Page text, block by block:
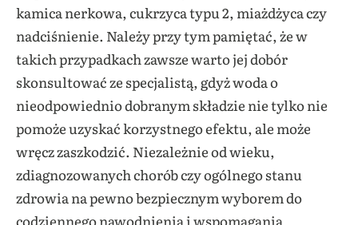
kamica nerkowa, cukrzyca typu 2, miażdżyca czy
nadciśnienie. Należy przy tym pamiętać, że w
takich przypadkach zawsze warto jej dobór
skonsultować ze specjalistą, gdyż woda o
nieodpowiednio dobranym składzie nie tylko nie
pomoże uzyskać korzystnego efektu, ale może
wręcz zaszkodzić. Niezależnie od wieku,
zdiagnozowanych chorób czy ogólnego stanu
zdrowia na pewno bezpiecznym wyborem do
codziennego nawodnienia i wspomagania